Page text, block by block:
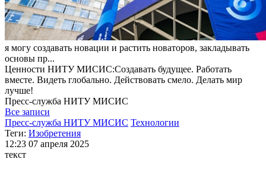
я могу создавать новации и растить новаторов, закладывать
основы пр...
Ценности НИТУ МИСИС:Cоздавать будущее. Работать
вместе. Видеть глобально. Действовать смело. Делать мир
лучше!
Пресс-служба НИТУ МИСИС
Все записи
Пресс-служба НИТУ МИСИС Технологии
Теги: Изобретения
12:23 07 апреля 2025
текст